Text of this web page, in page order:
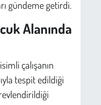
gündeme getirdi.
Alanında
çalışanın
tespit edildiği